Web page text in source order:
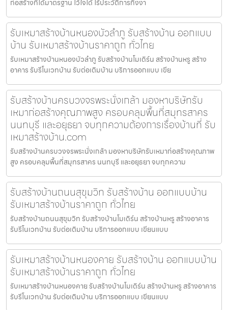
ก่อสร้างที่ได้มาตรฐาน ไว้ใจได้ ไร้ประวัติการทิ้งงา
รับเหมาสร้างบ้านหนองบัวลำภู รับสร้างบ้าน ออกแบบ
บ้าน รับเหมาสร้างบ้านราคาถูก ทั่วไทย
รับเหมาสร้างบ้านหนองบัวลำภู รับสร้างบ้านโมเดิร์น สร้างบ้านหรู สร้าง
อาคาร รับรีโนเวทบ้าน รับต่อเติมบ้าน บริการออกแบบ เขีย
รับสร้างบ้านครบวงจรพระนั่งเกล้า มองหาบริษัทรับ
เหมาก่อสร้างคุณภาพสูง ครอบคลุมพื้นที่สมุทรสาคร
นนทบุรี และอยุธยา จบทุกความต้องการเรื่องบ้านที่ รับ
เหมาสร้างบ้าน.com
รับสร้างบ้านครบวงจรพระนั่งเกล้า มองหาบริษัทรับเหมาก่อสร้างคุณภาพ
สูง ครอบคลุมพื้นที่สมุทรสาคร นนทบุรี และอยุธยา จบทุกความ
รับสร้างบ้านถนนสุขุมวิท รับสร้างบ้าน ออกแบบบ้าน
รับเหมาสร้างบ้านราคาถูก ทั่วไทย
รับสร้างบ้านถนนสุขุมวิท รับสร้างบ้านโมเดิร์น สร้างบ้านหรู สร้างอาคาร
รับรีโนเวทบ้าน รับต่อเติมบ้าน บริการออกแบบ เขียนแบบ
รับเหมาสร้างบ้านหนองคาย รับสร้างบ้าน ออกแบบบ้าน
รับเหมาสร้างบ้านราคาถูก ทั่วไทย
รับเหมาสร้างบ้านหนองคาย รับสร้างบ้านโมเดิร์น สร้างบ้านหรู สร้างอาคาร
รับรีโนเวทบ้าน รับต่อเติมบ้าน บริการออกแบบ เขียนแบบ